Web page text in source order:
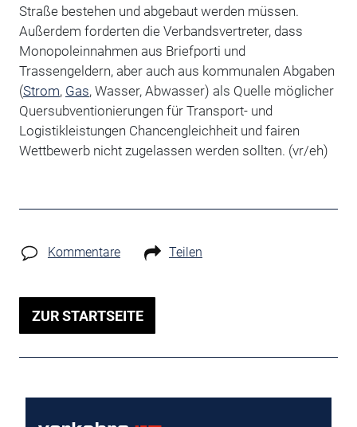
Straße bestehen und abgebaut werden müssen.
Außerdem forderten die Verbandsvertreter, dass
Monopoleinnahmen aus Briefporti und
Trassengeldern, aber auch aus kommunalen Abgaben
(Strom, Gas, Wasser, Abwasser) als Quelle möglicher
Quersubventionierungen für Transport- und
Logistikleistungen Chancengleichheit und fairen
Wettbewerb nicht zugelassen werden sollten. (vr/eh)
Kommentare Teilen
ZUR STARTSEITE